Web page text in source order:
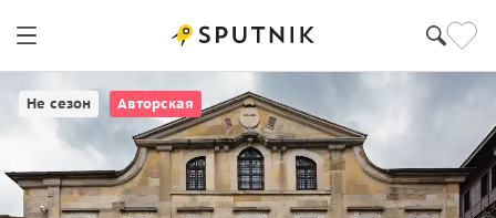
Не сезон Авторская